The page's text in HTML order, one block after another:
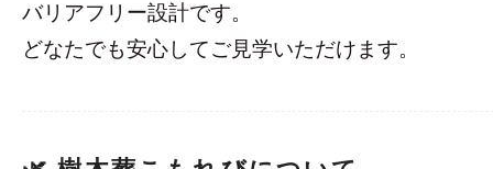
バリアフリー設計です。
どなたでも安心してご見学いただけます。